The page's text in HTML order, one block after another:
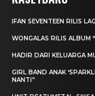
IFAN SEVENTEEN RILIS
WONGALAS RILIS ALBUM
HADIR DARI KELUARGA
GIRL BAND ANAK
NANTI”